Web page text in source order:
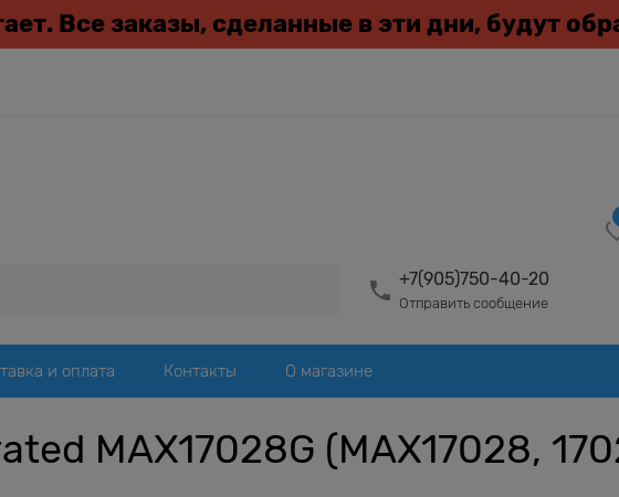
Все заказы, сделанные в эти дни, будут
+7(905)750-40-20
Отправить сообщение
и оплата Контакты О магазине
MAX17028G (MAX17028,